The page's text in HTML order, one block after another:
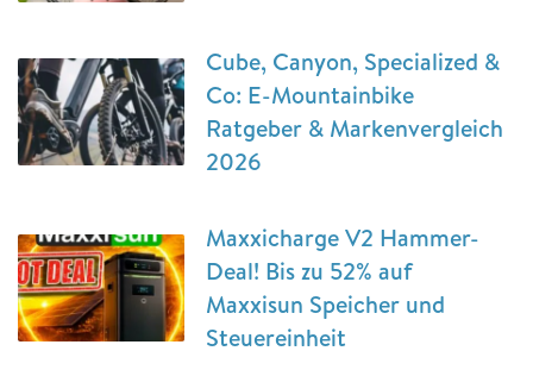
Cube, Canyon, Specialized &
Co: E-Mountainbike
Ratgeber & Markenvergleich
2026
Maxxicharge V2 Hammer-
Deal! Bis zu 52% auf
Maxxisun Speicher und
Steuereinheit